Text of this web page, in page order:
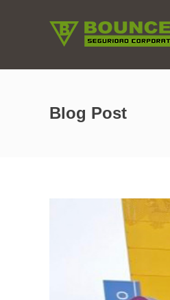
Blog Post